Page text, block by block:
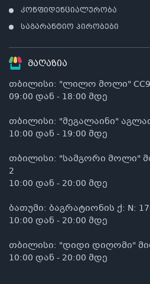
კონფიდენციალურობა
საგარანტიო პირობები
მაღაზია
თბილისი: "ლილო მოლი" CC9
09:00 დან - 18:00 მდე
თბილისი: "მეგალაინი"
10:00 დან - 19:00 მდე
თბილისი: "სამგორი მოლი"
2
10:00 დან - 20:00 მდე
ბათუმი: ბაგრატიონის ქ: N:
10:00 დან - 20:00 მდე
თბილისი: "დიდი დიღომი"
10:00 დან - 20:00 მდე